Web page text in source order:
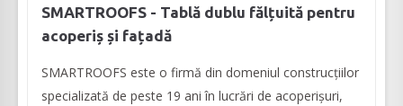
SMARTROOFS - Tablă dublu fălțuită pentru
acoperiș și fațadă
SMARTROOFS este o firmă din domeniul construcţiilor
specializată de peste 19 ani în lucrări de acoperişuri,